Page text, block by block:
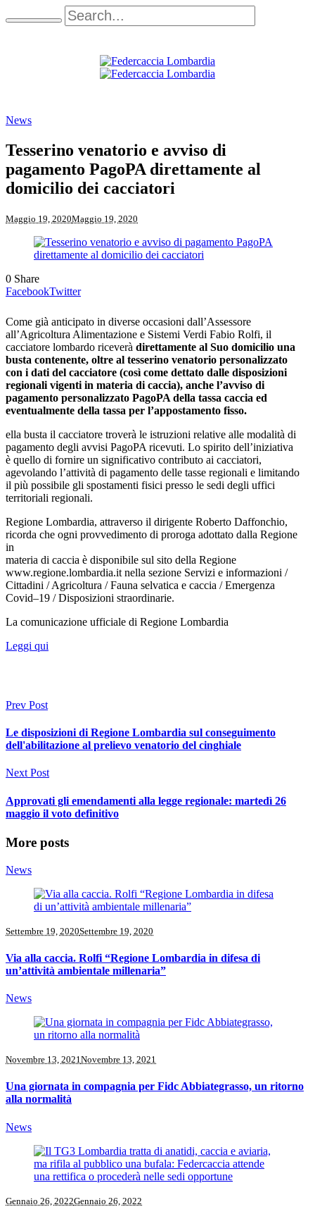
News
Tesserino venatorio e avviso di
pagamento PagoPA direttamente al
domicilio dei cacciatori
Maggio 19, 2020Maggio 19, 2020
0 Share
FacebookTwitter
Come già anticipato in diverse occasioni dall’Assessore
all’Agricoltura Alimentazione e Sistemi Verdi Fabio Rolfi, il
cacciatore lombardo riceverà direttamente al Suo domicilio una
busta contenente, oltre al tesserino venatorio personalizzato
con i dati del cacciatore (così come dettato dalle disposizioni
regionali vigenti in materia di caccia), anche l’avviso di
pagamento personalizzato PagoPA della tassa caccia ed
eventualmente della tassa per l’appostamento fisso.
ella busta il cacciatore troverà le istruzioni relative alle modalità di
pagamento degli avvisi PagoPA ricevuti. Lo spirito dell’iniziativa
è quello di fornire un significativo contributo ai cacciatori,
agevolando l’attività di pagamento delle tasse regionali e limitando
il più possibile gli spostamenti fisici presso le sedi degli uffici
territoriali regionali.
Regione Lombardia, attraverso il dirigente Roberto Daffonchio,
ricorda che ogni provvedimento di proroga adottato dalla Regione
in
materia di caccia è disponibile sul sito della Regione
www.regione.lombardia.it nella sezione Servizi e informazioni /
Cittadini / Agricoltura / Fauna selvatica e caccia / Emergenza
Covid–19 / Disposizioni straordinarie.
La comunicazione ufficiale di Regione Lombardia
Leggi qui
Prev Post
Le disposizioni di Regione Lombardia sul conseguimento
dell'abilitazione al prelievo venatorio del cinghiale
Next Post
Approvati gli emendamenti alla legge regionale: martedì 26
maggio il voto definitivo
More posts
News
Settembre 19, 2020Settembre 19, 2020
Via alla caccia. Rolfi “Regione Lombardia in difesa di
un’attività ambientale millenaria”
News
Novembre 13, 2021Novembre 13, 2021
Una giornata in compagnia per Fidc Abbiategrasso, un ritorno
alla normalità
News
Gennaio 26, 2022Gennaio 26, 2022